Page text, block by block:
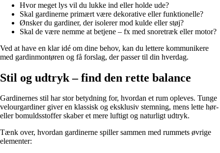
Hvor meget lys vil du lukke ind eller holde ude?
Skal gardinerne primært være dekorative eller funktionelle?
Ønsker du gardiner, der isolerer mod kulde eller støj?
Skal de være nemme at betjene – fx med snoretræk eller motor?
Ved at have en klar idé om dine behov, kan du lettere kommunikere
med gardinmontøren og få forslag, der passer til din hverdag.
Stil og udtryk – find den rette balance
Gardinernes stil har stor betydning for, hvordan et rum opleves. Tunge
velourgardiner giver en klassisk og eksklusiv stemning, mens lette hør-
eller bomuldsstoffer skaber et mere luftigt og naturligt udtryk.
Tænk over, hvordan gardinerne spiller sammen med rummets øvrige
elementer: